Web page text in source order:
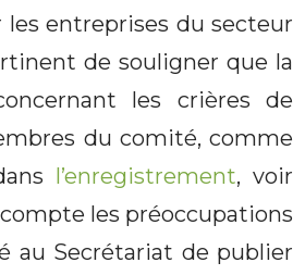
entreprises du secteur
de souligner que la
les crières de
du comité, comme
l’enregistrement, voir
les préoccupations
au Secrétariat de publier